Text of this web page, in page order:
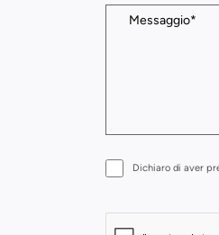
Dichiaro di aver